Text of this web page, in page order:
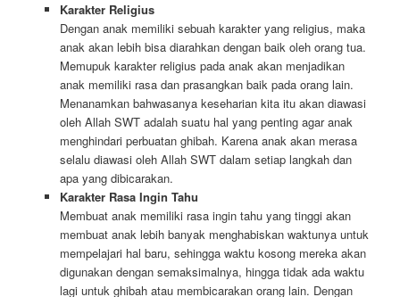
Karakter Religius
Dengan anak memiliki sebuah karakter yang religius, maka
anak akan lebih bisa diarahkan dengan baik oleh orang tua.
Memupuk karakter religius pada anak akan menjadikan
anak memiliki rasa dan prasangkan baik pada orang lain.
Menanamkan bahwasanya keseharian kita itu akan diawasi
oleh Allah SWT adalah suatu hal yang penting agar anak
menghindari perbuatan ghibah. Karena anak akan merasa
selalu diawasi oleh Allah SWT dalam setiap langkah dan
apa yang dibicarakan.
Karakter Rasa Ingin Tahu
Membuat anak memiliki rasa ingin tahu yang tinggi akan
membuat anak lebih banyak menghabiskan waktunya untuk
mempelajari hal baru, sehingga waktu kosong mereka akan
digunakan dengan semaksimalnya, hingga tidak ada waktu
lagi untuk ghibah atau membicarakan orang lain. Dengan